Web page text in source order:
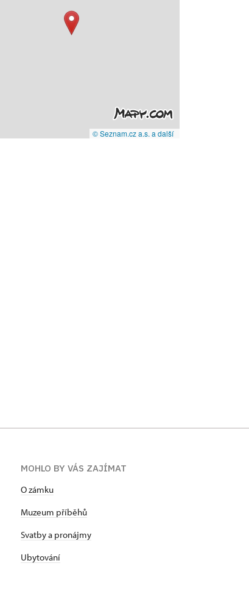
© Seznam.cz a.s. a další
MOHLO BY VÁS ZAJÍMAT
O zámku
Muzeum příběhů
Svatby a pronájmy
Ubytování